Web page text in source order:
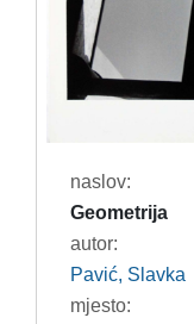
naslov:
Geometrija
autor:
Pavić, Slavka
mjesto: